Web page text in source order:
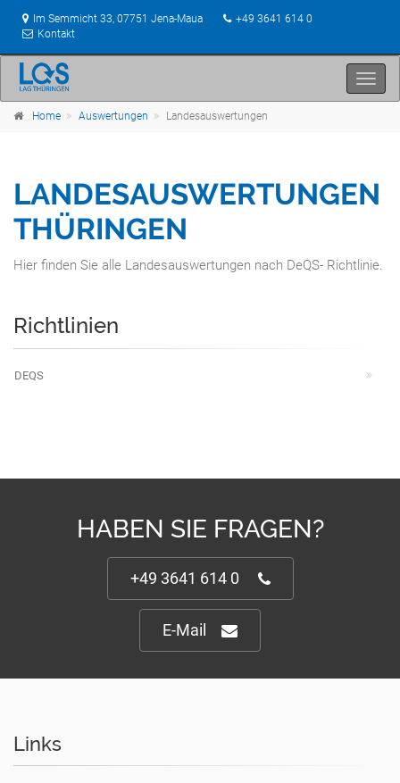
Im Semmicht 33, 07751 Jena-Maua
+49 3641 614 0
Kontakt
Home Auswertungen Landesauswertungen
LANDESAUSWERTUNGEN
THÜRINGEN
Hier finden Sie alle Landesauswertungen nach DeQS- Richtlinie.
Richtlinien
DEQS
HABEN SIE FRAGEN?
+49 3641 614 0
E-Mail
Links